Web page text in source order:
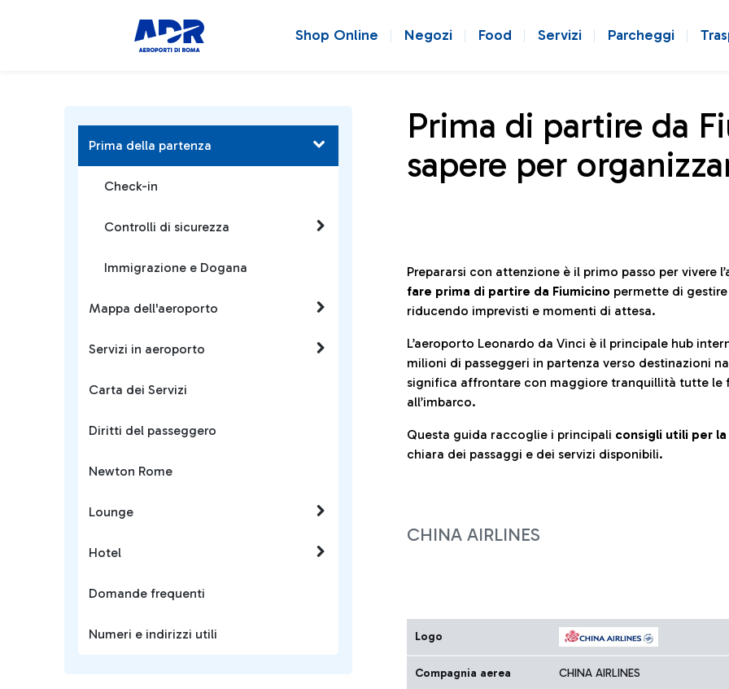
Shop Online Negozi Food Servizi Parcheggi
Prima di partire da
sapere per
Prepararsi con attenzione è il primo passo per vivere
fare prima di partire da Fiumicino permette di
riducendo imprevisti e momenti di attesa.
L’aeroporto Leonardo da Vinci è il principale hub
milioni di passeggeri in partenza verso destinazioni
significa affrontare con maggiore tranquillità tutte le
all’imbarco.
Questa guida raccoglie i principali consigli utili per
chiara dei passaggi e dei servizi disponibili.
CHINA AIRLINES
Logo
Compagnia aerea CHINA AIRLINES
Prima della partenza
Check-in
Controlli di sicurezza
Immigrazione e Dogana
Mappa dell'aeroporto
Servizi in aeroporto
Carta dei Servizi
Diritti del passeggero
Newton Rome
Lounge
Hotel
Domande frequenti
Numeri e indirizzi utili